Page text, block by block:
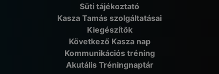
Süti tájékoztató
Kasza Tamás szolgáltatásai
Kiegészítők
Következő Kasza nap
Kommunikációs tréning
Akutális Tréningnaptár